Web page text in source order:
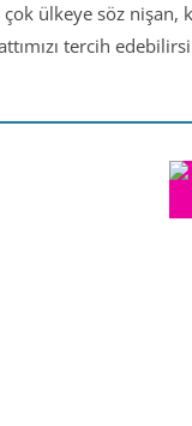
ülkeye söz
tercih